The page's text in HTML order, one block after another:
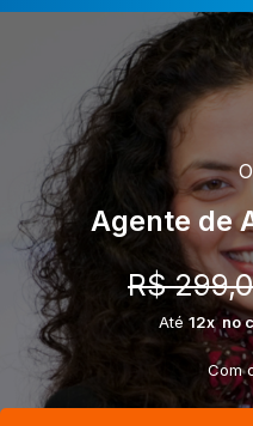
Agente de
R$
Até 12x no
Com